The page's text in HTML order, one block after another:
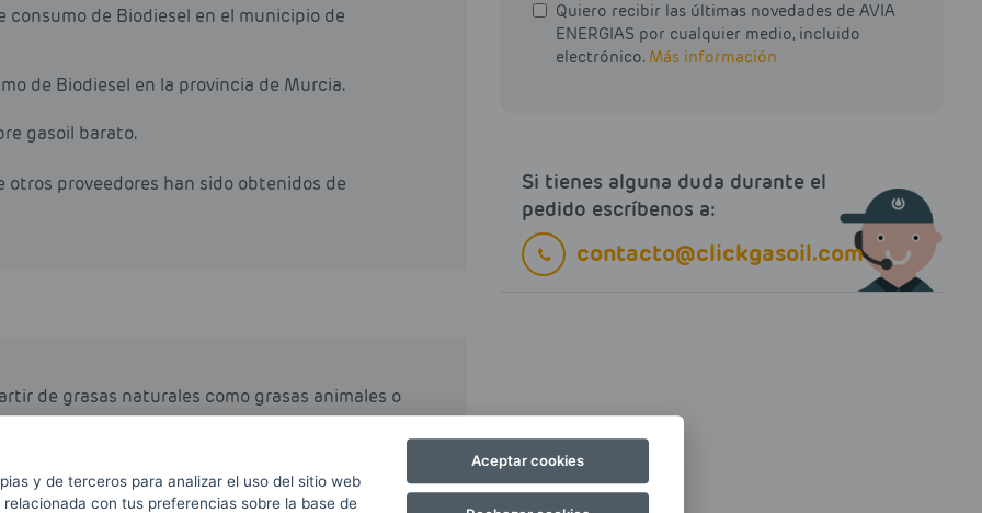
consumo de Biodiesel en el municipio de
de Biodiesel en la provincia de Murcia.
gasoil barato.
otros proveedores han sido obtenidos de
de grasas naturales como grasas animales o
industriales de esterificación y
total del petrodiésel o gasóleo obtenido a
de forma muy notable las emisiones
Quiero recibir las últimas novedades de AVIA
ENERGIAS por cualquier medio, incluido
electrónico. Más información
Si tienes alguna duda durante el
pedido escríbenos a:
contacto@clickgasoil.com
y de terceros para analizar el uso del sitio web
con tus preferencias sobre la base de
Aceptar cookies